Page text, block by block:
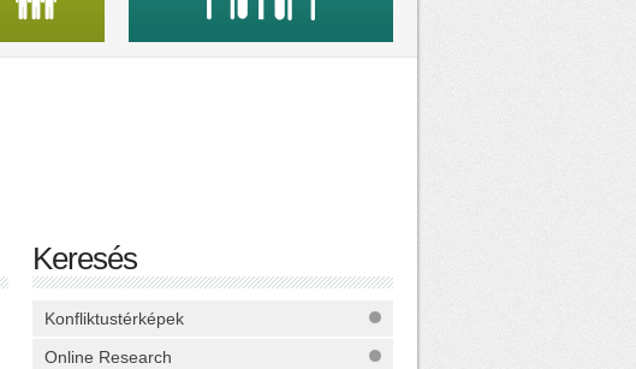
Keresés
Konfliktustérképek
Online Research